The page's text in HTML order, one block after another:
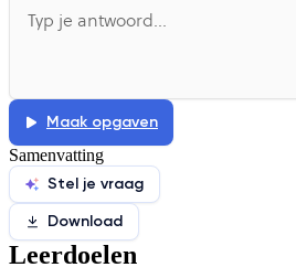
Maak opgaven
Samenvatting
Stel je vraag
Download
Leerdoelen